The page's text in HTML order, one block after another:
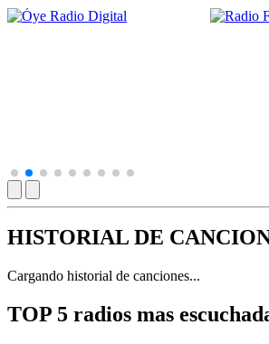
HISTORIAL DE
Cargando historial de canciones...
TOP 5 radios mas